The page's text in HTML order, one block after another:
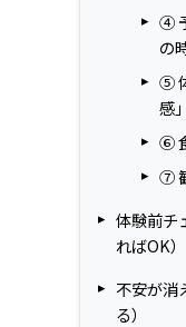
④
の
⑤
感
⑥
⑦
体験前チ
ればOK）
不安が消
る）